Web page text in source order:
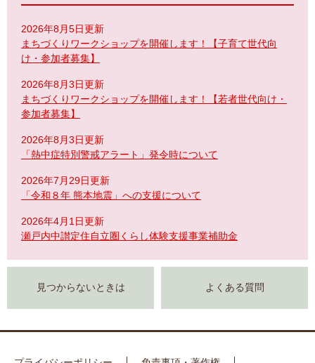
2026年8月5日更新
まちづくりワークショップを開催します！【子育て世代向
け・参加者募集】
2026年8月3日更新
まちづくりワークショップを開催します！【若者世代向け・
参加者募集】
2026年8月3日更新
「熱中症特別警戒アラート」発令時について
2026年7月29日更新
「令和８年 熊本地震」への支援について
2026年4月1日更新
瀬戸内中讃定住自立圏くらし体験支援事業補助金
見つからないときは よくある質問